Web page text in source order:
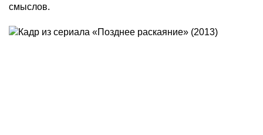
смыслов.